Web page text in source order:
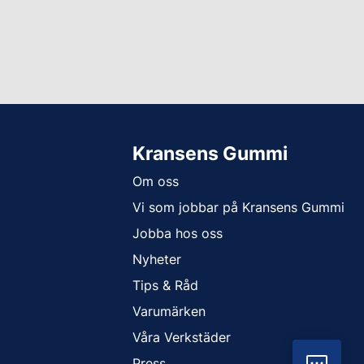
Kransens Gummi
Om oss
Vi som jobbar på Kransens Gummi
Jobba hos oss
Nyheter
Tips & Råd
Varumärken
Våra Verkstäder